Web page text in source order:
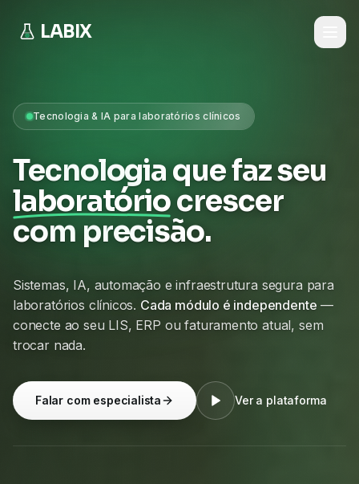
LABIX
Tecnologia & IA para laboratórios clínicos
Tecnologia que faz seu
laboratóriocrescer
com precisão.
Sistemas, IA, automação e infraestrutura segura para
laboratórios clínicos. Cada módulo é independente —
conecte ao seu LIS, ERP ou faturamento atual, sem
trocar nada.
Falar com especialista Ver a plataforma